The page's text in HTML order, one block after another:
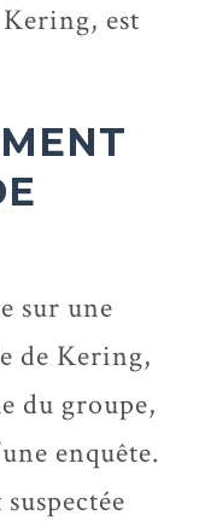
est
sur une
de Kering,
du groupe,
enquête.